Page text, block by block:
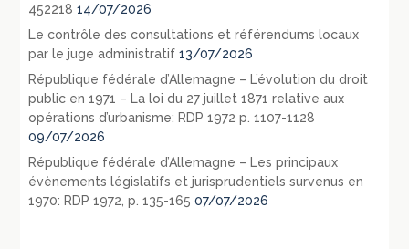
452218 14/07/2026
Le contrôle des consultations et référendums locaux
par le juge administratif 13/07/2026
République fédérale d’Allemagne – L’évolution du droit
public en 1971 – La loi du 27 juillet 1871 relative aux
opérations d’urbanisme: RDP 1972 p. 1107-1128
09/07/2026
République fédérale d’Allemagne – Les principaux
évènements législatifs et jurisprudentiels survenus en
1970: RDP 1972, p. 135-165 07/07/2026